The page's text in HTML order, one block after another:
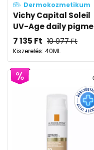
Dermokozmetikum
Vichy Capital Soleil
UV-Age daily
7 135 Ft 10 977Ft
Kiszerelés: 40ML